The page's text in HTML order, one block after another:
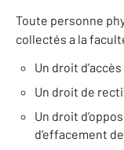
Toute personne
collectés a la
Un droit
Un droit de
Un droit
d’effacement